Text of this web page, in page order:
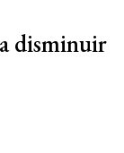
disminuir